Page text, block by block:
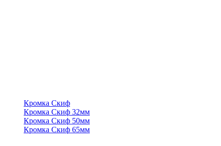
Кромка Скиф
Кромка Скиф 32мм
Кромка Скиф 50мм
Кромка Скиф 65мм